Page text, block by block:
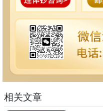
相关文章